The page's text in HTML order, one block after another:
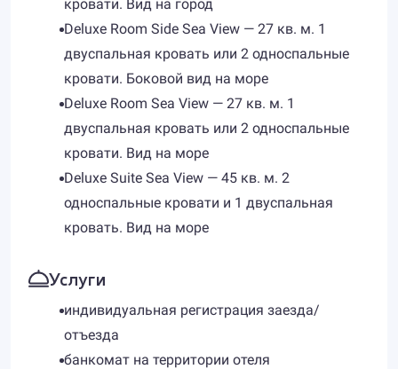
кровати. Вид на город
Deluxe Room Side Sea View — 27 кв. м. 1
двуспальная кровать или 2 односпальные
кровати. Боковой вид на море
Deluxe Room Sea View — 27 кв. м. 1
двуспальная кровать или 2 односпальные
кровати. Вид на море
Deluxe Suite Sea View — 45 кв. м. 2
односпальные кровати и 1 двуспальная
кровать. Вид на море
Услуги
индивидуальная регистрация заезда/
отъезда
банкомат на территории отеля